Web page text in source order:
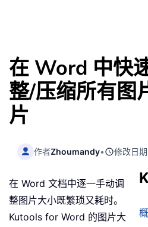
在 Word 中快
整/压缩所有图
片
作者Zhoumandy• 修改日期
在 Word 文档中逐一手动调
整图片大小既繁琐又耗时。
Kutools for Word 的图片大